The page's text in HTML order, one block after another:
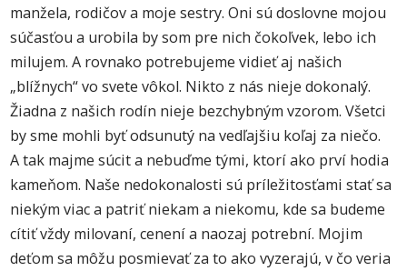
manžela, rodičov a moje sestry. Oni sú doslovne mojou
súčasťou a urobila by som pre nich čokoľvek, lebo ich
milujem. A rovnako potrebujeme vidieť aj našich
„blížnych“ vo svete vôkol. Nikto z nás nieje dokonalý.
Žiadna z našich rodín nieje bezchybným vzorom. Všetci
by sme mohli byť odsunutý na vedľajšiu koľaj za niečo.
A tak majme súcit a nebuďme tými, ktorí ako prví hodia
kameňom. Naše nedokonalosti sú príležitosťami stať sa
niekým viac a patriť niekam a niekomu, kde sa budeme
cítiť vždy milovaní, cenení a naozaj potrební. Mojim
deťom sa môžu posmievať za to ako vyzerajú, v čo veria